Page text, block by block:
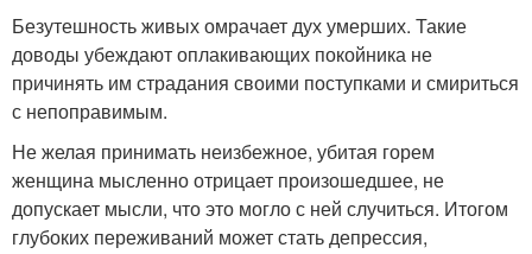
Безутешность живых омрачает дух умерших. Такие
доводы убеждают оплакивающих покойника не
причинять им страдания своими поступками и смириться
с непоправимым.
Не желая принимать неизбежное, убитая горем
женщина мысленно отрицает произошедшее, не
допускает мысли, что это могло с ней случиться. Итогом
глубоких переживаний может стать депрессия,